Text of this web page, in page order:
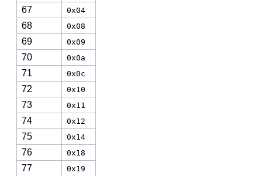
67 0x04
68 0x08
69 0x09
70 0x0a
71 0x0c
72 0x10
73 0x11
74 0x12
75 0x14
76 0x18
77 0x19